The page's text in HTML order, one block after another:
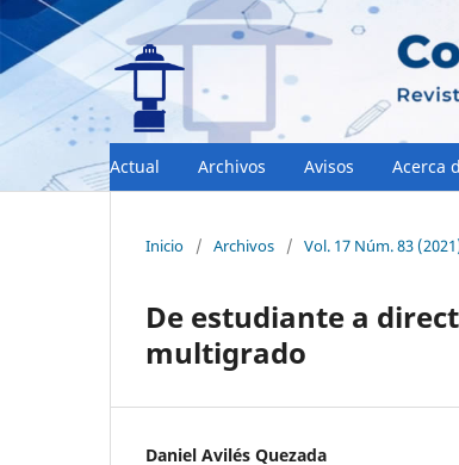
Actual Archivos Avisos Acerca
Inicio / Archivos / Vol. 17 Núm. 83
De estudiante a
multigrado
Daniel Avilés Quezada